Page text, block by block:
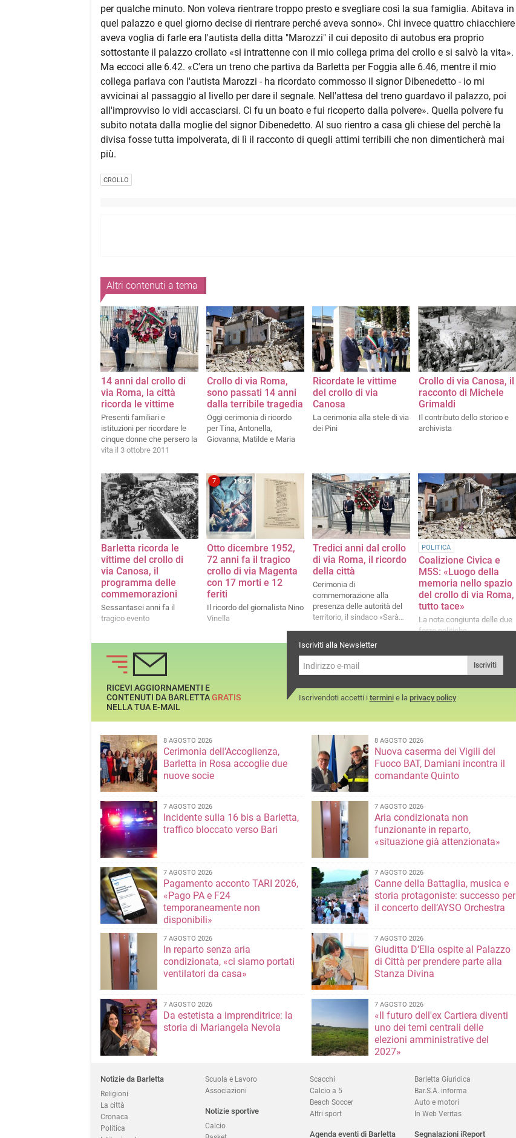
per qualche minuto. Non voleva rientrare troppo presto e svegliare così la sua famiglia. Abitava in
quel palazzo e quel giorno decise di rientrare perché aveva sonno». Chi invece quattro chiacchiere
aveva voglia di farle era l'autista della ditta "Marozzi" il cui deposito di autobus era proprio
sottostante il palazzo crollato «si intrattenne con il mio collega prima del crollo e si salvò la vita».
Ma eccoci alle 6.42. «C'era un treno che partiva da Barletta per Foggia alle 6.46, mentre il mio
collega parlava con l'autista Marozzi - ha ricordato commosso il signor Dibenedetto - io mi
avvicinai al passaggio al livello per dare il segnale. Nell'attesa del treno guardavo il palazzo, poi
all'improvviso lo vidi accasciarsi. Ci fu un boato e fui ricoperto dalla polvere». Quella polvere fu
subito notata dalla moglie del signor Dibenedetto. Al suo rientro a casa gli chiese del perchè la
divisa fosse tutta impolverata, di lì il racconto di quegli attimi terribili che non dimenticherà mai
più.
CROLLO
Altri contenuti a tema
14 anni dal crollo di
via Roma, la città
ricorda le vittime
Presenti familiari e
istituzioni per ricordare le
cinque donne che persero la
vita il 3 ottobre 2011
Crollo di via Roma,
sono passati 14 anni
dalla terribile tragedia
Oggi cerimonia di ricordo
per Tina, Antonella,
Giovanna, Matilde e Maria
Ricordate le vittime
del crollo di via
Canosa
La cerimonia alla stele di via
dei Pini
Crollo di via Canosa, il
racconto di Michele
Grimaldi
Il contributo dello storico e
archivista
Barletta ricorda le
vittime del crollo di
via Canosa, il
programma delle
commemorazioni
Sessantasei anni fa il
tragico evento
7
Otto dicembre 1952,
72 anni fa il tragico
crollo di via Magenta
con 17 morti e 12
feriti
Il ricordo del giornalista Nino
Vinella
Tredici anni dal crollo
di via Roma, il ricordo
della città
Cerimonia di
commemorazione alla
presenza delle autorità del
territorio, il sindaco «Sarà
POLITICA
Coalizione Civica e
M5S: «Luogo della
memoria nello spazio
del crollo di via Roma,
tutto tace»
La nota congiunta delle due
forze politiche
Iscriviti alla Newsletter
Iscriviti
Iscrivendoti accetti i terminie la privacy policy
RICEVI AGGIORNAMENTI E
CONTENUTI DA BARLETTAGRATIS
NELLA TUA E-MAIL
8 AGOSTO 2026
Cerimonia dell'Accoglienza,
Barletta in Rosa accoglie due
nuove socie
8 AGOSTO 2026
Nuova caserma dei Vigili del
Fuoco BAT, Damiani incontra il
comandante Quinto
7 AGOSTO 2026
Incidente sulla 16 bis a Barletta,
traffico bloccato verso Bari
7 AGOSTO 2026
Aria condizionata non
funzionante in reparto,
«situazione già attenzionata»
7 AGOSTO 2026
Pagamento acconto TARI 2026,
«Pago PA e F24
temporaneamente non
disponibili»
7 AGOSTO 2026
Canne della Battaglia, musica e
storia protagoniste: successo per
il concerto dell’AYSO Orchestra
7 AGOSTO 2026
In reparto senza aria
condizionata, «ci siamo portati
ventilatori da casa»
7 AGOSTO 2026
Giuditta D’Elia ospite al Palazzo
di Città per prendere parte alla
Stanza Divina
7 AGOSTO 2026
Da estetista a imprenditrice: la
storia di Mariangela Nevola
7 AGOSTO 2026
«Il futuro dell'ex Cartiera diventi
uno dei temi centrali delle
elezioni amministrative del
2027»
Notizie da Barletta
Religioni
La città
Cronaca
Politica
Scuola e Lavoro
Associazioni
Notizie sportive
Calcio
Scacchi
Calcio a 5
Beach Soccer
Altri sport
Agenda eventi di Barletta
Barletta Giuridica
Bar.S.A. informa
Auto e motori
In Web Veritas
Segnalazioni iReport